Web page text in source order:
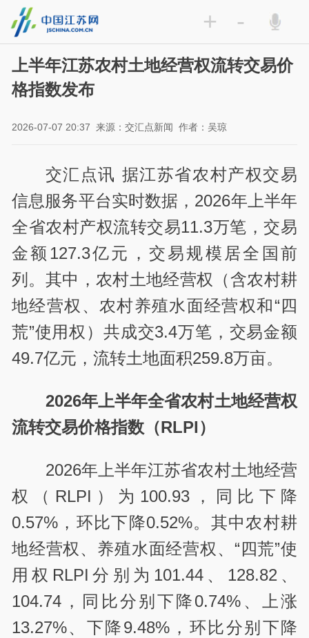
+ -
上半年江苏农村土地经营权流转交易价
格指数发布
2026-07-07 20:37 来源：交汇点新闻 作者：吴琼
交汇点讯 据江苏省农村产权交易
信息服务平台实时数据，2026年上半年
全省农村产权流转交易11.3万笔，交易
金额127.3亿元，交易规模居全国前
列。其中，农村土地经营权（含农村耕
地经营权、农村养殖水面经营权和“四
荒”使用权）共成交3.4万笔，交易金额
49.7亿元，流转土地面积259.8万亩。
2026年上半年全省农村土地经营权
流转交易价格指数（RLPI）
2026年上半年江苏省农村土地经营
权（RLPI）为100.93，同比下降
0.57%，环比下降0.52%。其中农村耕
地经营权、养殖水面经营权、“四荒”使
用权RLPI分别为101.44、128.82、
104.74，同比分别下降0.74%、上涨
13.27%、下降9.48%，环比分别下降